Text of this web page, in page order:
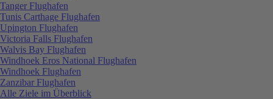
Tanger Flughafen
Tunis Carthage Flughafen
Upington Flughafen
Victoria Falls Flughafen
Walvis Bay Flughafen
Windhoek Eros National Flughafen
Windhoek Flughafen
Zanzibar Flughafen
Alle Ziele im Überblick